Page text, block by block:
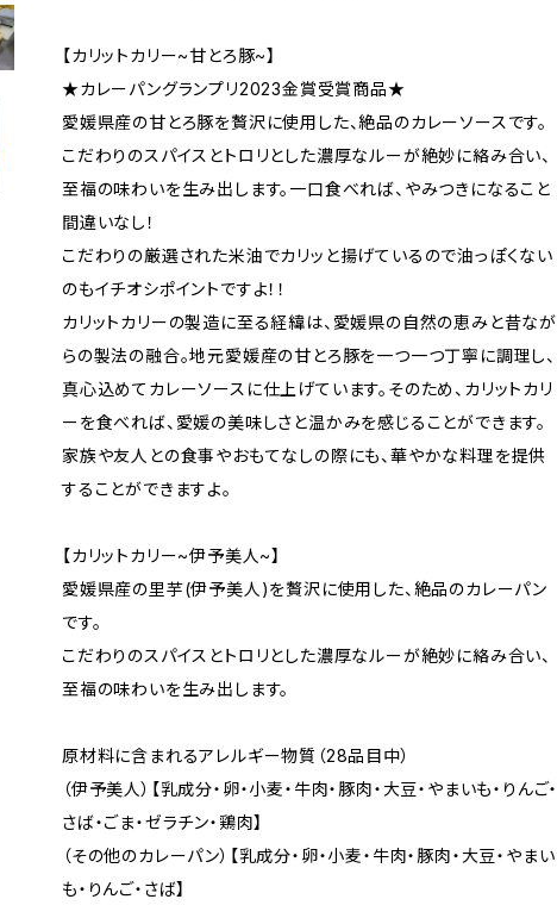
【カリットカリー~甘とろ豚~】
★カレーパングランプリ2023金賞受賞商品★
愛媛県産の甘とろ豚を贅沢に使用した、絶品のカレーソースです。
こだわりのスパイスとトロリとした濃厚なルーが絶妙に絡み合い、
至福の味わいを生み出します。一口食べれば、やみつきになること
間違いなし！
こだわりの厳選された米油でカリッと揚げているので油っぽくない
のもイチオシポイントですよ！！
カリットカリーの製造に至る経緯は、愛媛県の自然の恵みと昔なが
らの製法の融合。地元愛媛産の甘とろ豚を一つ一つ丁寧に調理し、
真心込めてカレーソースに仕上げています。そのため、カリットカリ
ーを食べれば、愛媛の美味しさと温かみを感じることができます。
家族や友人との食事やおもてなしの際にも、華やかな料理を提供
することができますよ。
【カリットカリー~伊予美人~】
愛媛県産の里芋(伊予美人)を贅沢に使用した、絶品のカレーパン
です。
こだわりのスパイスとトロリとした濃厚なルーが絶妙に絡み合い、
至福の味わいを生み出します。
原材料に含まれるアレルギー物質（28品目中）
（伊予美人）【乳成分・卵・小麦・牛肉・豚肉・大豆・やまいも・りんご・
さば・ごま・ゼラチン・鶏肉】
（その他のカレーパン）【乳成分・卵・小麦・牛肉・豚肉・大豆・やまい
も・りんご・さば】